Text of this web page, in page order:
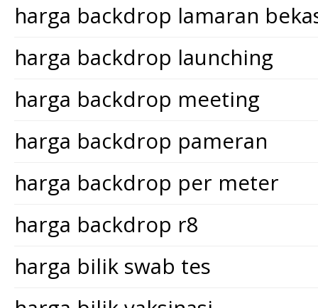
harga backdrop lamaran
harga backdrop launching
harga backdrop meeting
harga backdrop pameran
harga backdrop per meter
harga backdrop r8
harga bilik swab tes